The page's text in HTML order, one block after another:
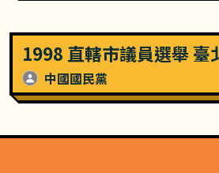
1998 直轄市議員選舉 臺
中國國民黨